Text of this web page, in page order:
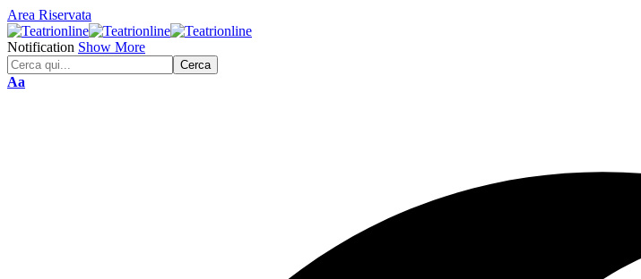
Area Riservata
Notification Show More
Font
Aa